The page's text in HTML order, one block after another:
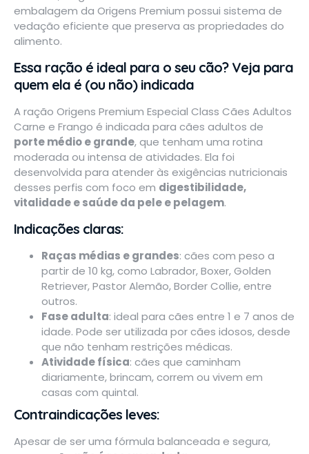
embalagem da Origens Premium possui sistema de
vedação eficiente que preserva as propriedades do
alimento.
Essa ração é ideal para o seu cão? Veja para
quem ela é (ou não) indicada
A ração Origens Premium Especial Class Cães Adultos
Carne e Frango é indicada para cães adultos de
porte médio e grande, que tenham uma rotina
moderada ou intensa de atividades. Ela foi
desenvolvida para atender às exigências nutricionais
desses perfis com foco em digestibilidade,
vitalidade e saúde da pele e pelagem.
Indicações claras:
Raças médias e grandes: cães com peso a
partir de 10 kg, como Labrador, Boxer, Golden
Retriever, Pastor Alemão, Border Collie, entre
outros.
Fase adulta: ideal para cães entre 1 e 7 anos de
idade. Pode ser utilizada por cães idosos, desde
que não tenham restrições médicas.
Atividade física: cães que caminham
diariamente, brincam, correm ou vivem em
casas com quintal.
Contraindicações leves:
Apesar de ser uma fórmula balanceada e segura,